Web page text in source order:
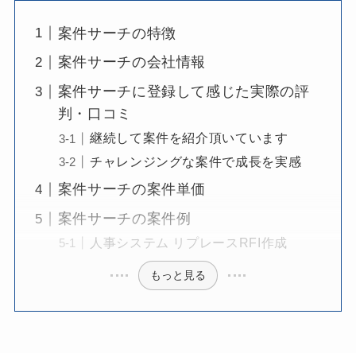
案件サーチの特徴
案件サーチの会社情報
案件サーチに登録して感じた実際の評
判・口コミ
継続して案件を紹介頂いています
チャレンジングな案件で成長を実感
案件サーチの案件単価
案件サーチの案件例
人事システム リプレースRFI作成
もっと見る